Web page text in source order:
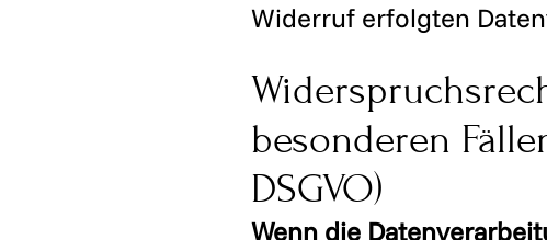
Widerruf erfolgten
besonderen
DSGVO)
Wenn die